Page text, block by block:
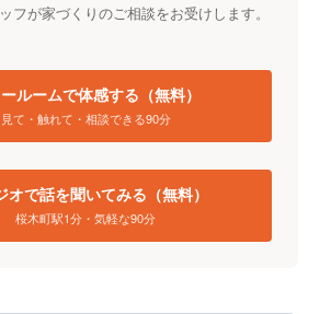
フが家づくりのご相談をお受けします。
ルームで体感する（無料）
見て・触れて・相談できる90分
オで話を聞いてみる（無料）
桜木町駅1分・気軽な90分